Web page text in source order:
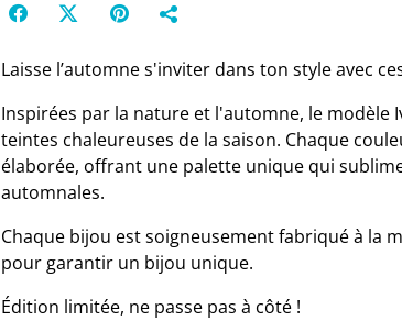
Laisse l’automne s'inviter dans ton style avec
Inspirées par la nature et l'automne, le modèle
teintes chaleureuses de la saison. Chaque
élaborée, offrant une palette unique qui
automnales.
Chaque bijou est soigneusement fabriqué à la
pour garantir un bijou unique.
Édition limitée, ne passe pas à côté !